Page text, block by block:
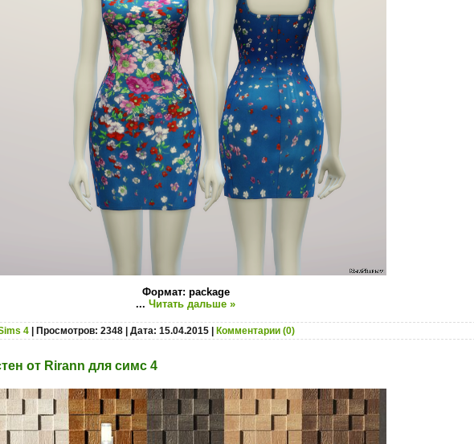
Формат: package
... Читать дальше »
4 | Просмотров: 2348 | Дата: 15.04.2015 Комментарии (0)
от Rirann для симс 4